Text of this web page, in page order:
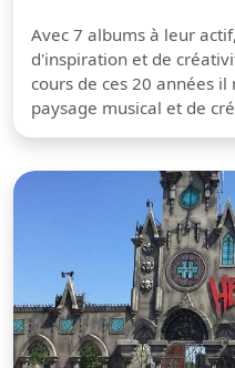
Avec 7 albums à leur
d'inspiration et de
cours de ces 20 années
paysage musical et de